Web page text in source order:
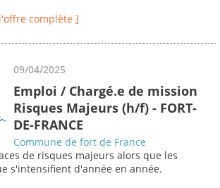
complète ]
09/04/2025
Emploi / Chargé.e de mission
Risques Majeurs (h/f) - FORT-
DE-FRANCE
Commune de fort de France
de risques majeurs alors que les
s'intensifient d'année en année.